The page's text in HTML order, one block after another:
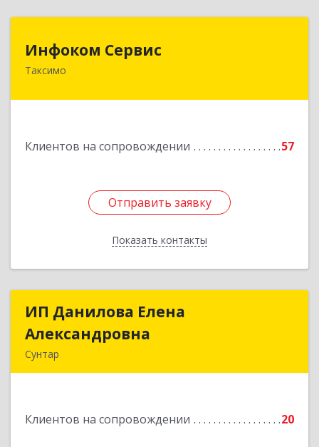
Инфоком Сервис
Таксимо
Клиентов на сопровождении 57
Отправить заявку
Показать контакты
671560, Республика Бурятия, Муйский р-н, пгт.
Отправить заявку
Назад
ИП Данилова Елена
Александровна
Сунтар
Клиентов на сопровождении 20
ИП Данилова Елена